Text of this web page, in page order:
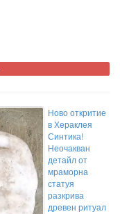
Ново откритие
в Хераклея
Синтика!
Неочакван
детайл от
мраморна
статуя
разкрива
древен ритуал